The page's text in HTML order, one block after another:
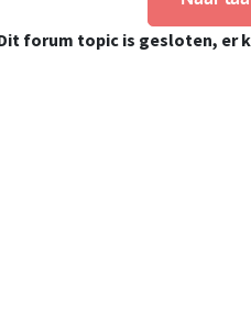
forum topic is gesloten, er